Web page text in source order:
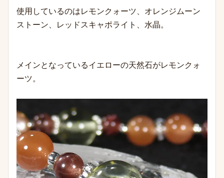
使用しているのはレモンクォーツ、オレンジムーン
ストーン、レッドスキャポライト、水晶。
メインとなっているイエローの天然石がレモンクォ
ーツ。